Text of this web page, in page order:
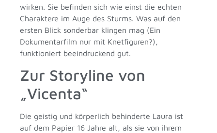
wirken. Sie befinden sich wie einst die echten
Charaktere im Auge des Sturms. Was auf den
ersten Blick sonderbar klingen mag (Ein
Dokumentarfilm nur mit Knetfiguren?),
funktioniert beeindruckend gut.
Zur Storyline von
„Vicenta“
Die geistig und körperlich behinderte Laura ist
auf dem Papier 16 Jahre alt, als sie von ihrem